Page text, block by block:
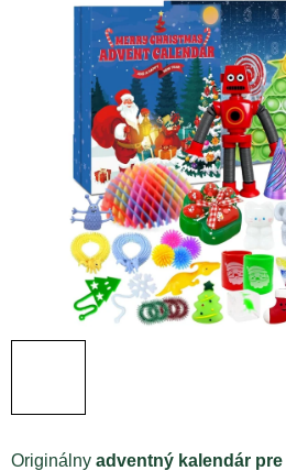
Originálny adventný kalendár pre